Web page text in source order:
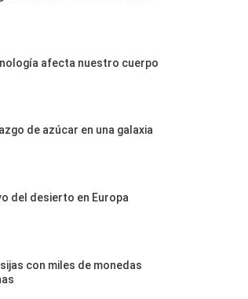
afecta nuestro cuerpo
de azúcar en una galaxia
del desierto en Europa
con miles de monedas